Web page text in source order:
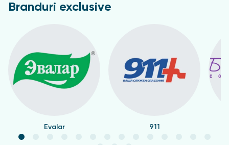
Branduri exclusive
Evalar 911